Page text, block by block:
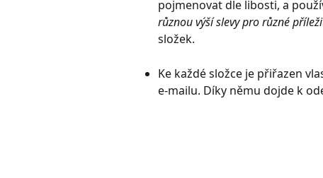
pojmenovat dle libosti, a
různou výší slevy pro různé
složek.
Ke každé složce je přiřazen
e-mailu. Díky němu dojde k